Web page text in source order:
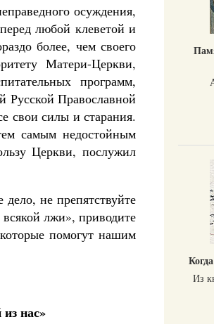
осуждения,
любой клеветой и
более, чем своего
Матери-Церкви,
программ,
Русской Православной
свои силы и старания.
самым недостойным
Церкви, послужил
не препятствуйте
лжи», приводите
помогут нашим
нас»
Из